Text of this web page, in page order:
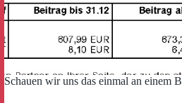
Schauen wir uns das einmal an einem